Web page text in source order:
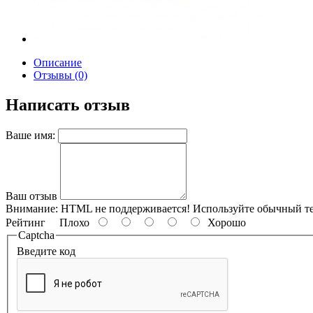
Описание
Отзывы (0)
Написать отзыв
Ваше имя:
Ваш отзыв
Внимание: HTML не поддерживается! Используйте обычный
Рейтинг Плохо
Хорошо
Captcha
Введите код